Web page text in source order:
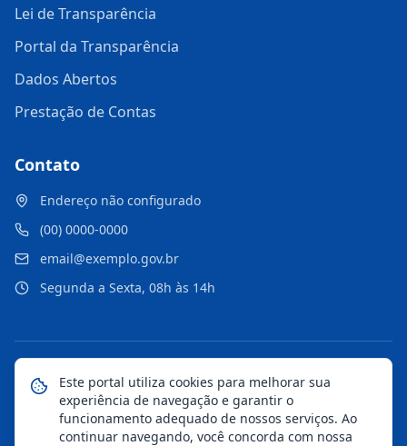
Lei de Transparência
Portal da Transparência
Dados Abertos
Prestação de Contas
Contato
Endereço não configurado
(00) 0000-0000
email@exemplo.gov.br
Segunda a Sexta, 08h às 14h
© 2026 Portal Municipal. Todos os direitos reservados.
Mapa do Site
Notícias Transparência
Este portal utiliza cookies para melhorar sua
experiência de navegação e garantir o
funcionamento adequado de nossos serviços. Ao
continuar navegando, você concorda com nossa